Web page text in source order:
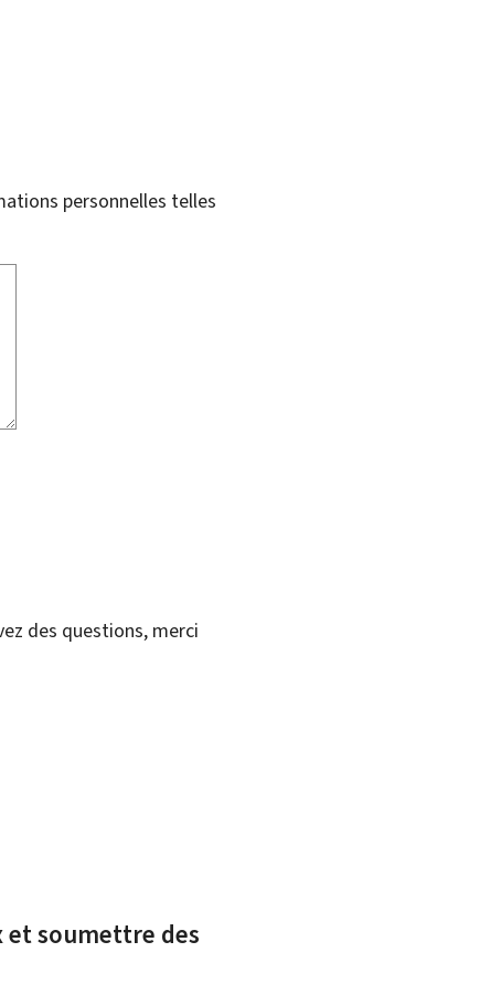
personnelles telles
des questions, merci
et soumettre des